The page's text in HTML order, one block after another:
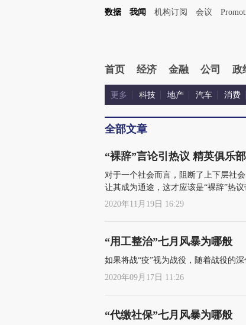
数据 我闻 机构订阅 会议
首页 经济 金融 公司 政
更多 科技 地产 汽车 消费
全部文章
“裸辞”言论引热议 精英俱乐
对于一个社会而言，阻断了上下层社
让其成为通途，这才应该是“裸辞”热
2020年11月19日 16:29
“用工整治”七月风暴为哪般
如果将战“疫”视为战役，随着战役的
2020年09月17日 11:26
“代缴社保”七月风暴为哪般